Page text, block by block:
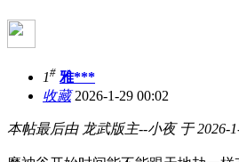
1# 雅***
收藏2026-1-29 00:02
本帖最后由 龙武版主--小夜 于 2026-